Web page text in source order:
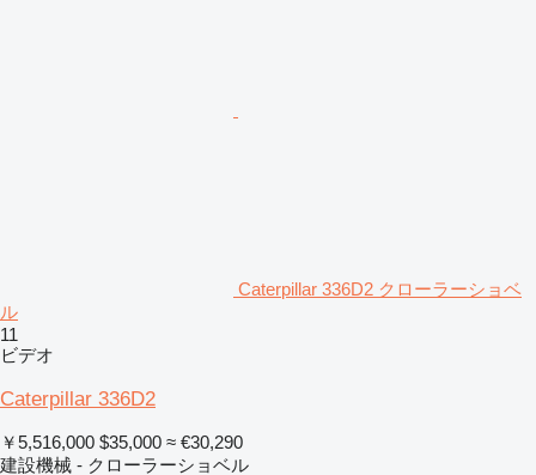
Caterpillar 336D2 クローラーショベ
ル
11
ビデオ
Caterpillar 336D2
￥5,516,000 $35,000 ≈ €30,290
建設機械 - クローラーショベル